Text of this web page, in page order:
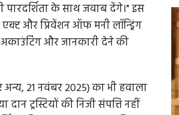
के साथ जवाब देंगे।" इस
और प्रिवेंशन ऑफ मनी लॉन्ड्रिंग
अकाउंटिंग और जानकारी देने की
21 नवंबर 2025) का भी हवाला
ट्रस्टियों की निजी संपत्ति नहीं